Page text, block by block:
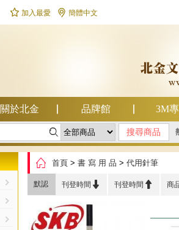
 加入最愛  簡體中文
關於北金 品牌館 3M

 首頁 > 書 寫 用 品 > 代用針筆
默認 刊登時間  刊登時間  商